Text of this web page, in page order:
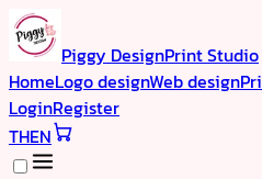
Piggy DesignPrint Studio
HomeLogo designWeb design
LoginRegister
THEN